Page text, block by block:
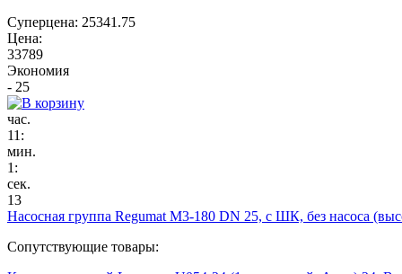
Суперцена: 25341.75
Цена:
33789
Экономия
- 25
час.
11 :
мин.
1 :
сек.
13
Насосная группа Regumat M3-180 DN 25, c ШК, без насоса
Сопутствующие товары: